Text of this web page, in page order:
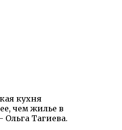
кухня
чем жилье в
Тагиева.